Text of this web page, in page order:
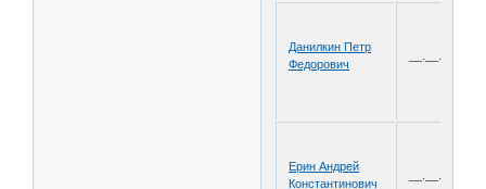
Данилкин Петр
Федорович
Ерин Андрей
Константинович